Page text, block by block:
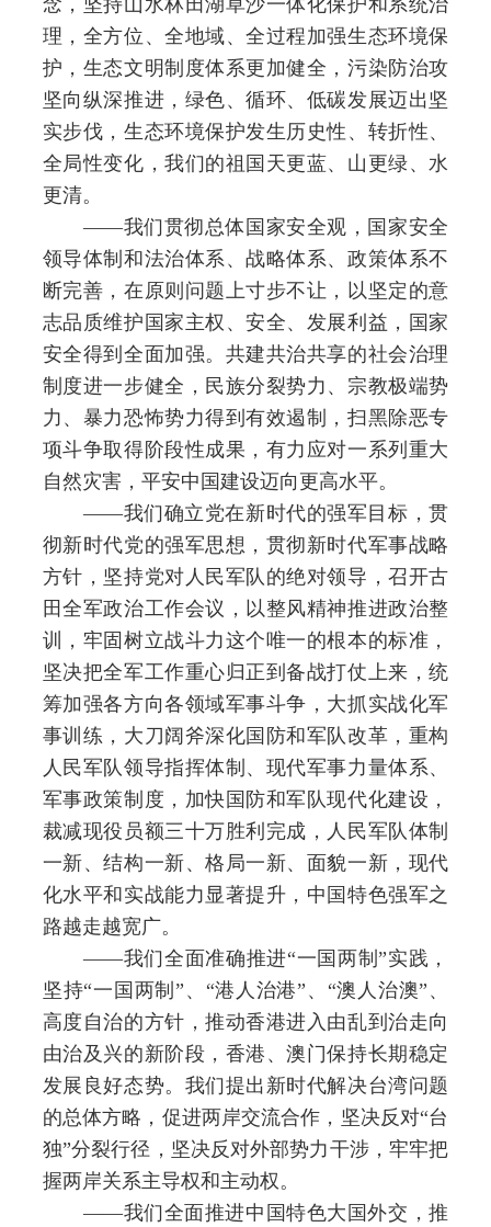
念，坚持山水林田湖草沙一体化保护和系统治
理，全方位、全地域、全过程加强生态环境保
护，生态文明制度体系更加健全，污染防治攻
坚向纵深推进，绿色、循环、低碳发展迈出坚
实步伐，生态环境保护发生历史性、转折性、
全局性变化，我们的祖国天更蓝、山更绿、水
更清。
——我们贯彻总体国家安全观，国家安全
领导体制和法治体系、战略体系、政策体系不
断完善，在原则问题上寸步不让，以坚定的意
志品质维护国家主权、安全、发展利益，国家
安全得到全面加强。共建共治共享的社会治理
制度进一步健全，民族分裂势力、宗教极端势
力、暴力恐怖势力得到有效遏制，扫黑除恶专
项斗争取得阶段性成果，有力应对一系列重大
自然灾害，平安中国建设迈向更高水平。
——我们确立党在新时代的强军目标，贯
彻新时代党的强军思想，贯彻新时代军事战略
方针，坚持党对人民军队的绝对领导，召开古
田全军政治工作会议，以整风精神推进政治整
训，牢固树立战斗力这个唯一的根本的标准，
坚决把全军工作重心归正到备战打仗上来，统
筹加强各方向各领域军事斗争，大抓实战化军
事训练，大刀阔斧深化国防和军队改革，重构
人民军队领导指挥体制、现代军事力量体系、
军事政策制度，加快国防和军队现代化建设，
裁减现役员额三十万胜利完成，人民军队体制
一新、结构一新、格局一新、面貌一新，现代
化水平和实战能力显著提升，中国特色强军之
路越走越宽广。
——我们全面准确推进“一国两制”实践，
坚持“一国两制”、“港人治港”、“澳人治澳”、
高度自治的方针，推动香港进入由乱到治走向
由治及兴的新阶段，香港、澳门保持长期稳定
发展良好态势。我们提出新时代解决台湾问题
的总体方略，促进两岸交流合作，坚决反对“台
独”分裂行径，坚决反对外部势力干涉，牢牢把
握两岸关系主导权和主动权。
——我们全面推进中国特色大国外交，推